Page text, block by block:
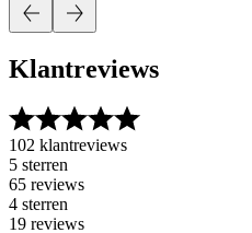
Klantreviews
102 klantreviews
5 sterren
65 reviews
4 sterren
19 reviews